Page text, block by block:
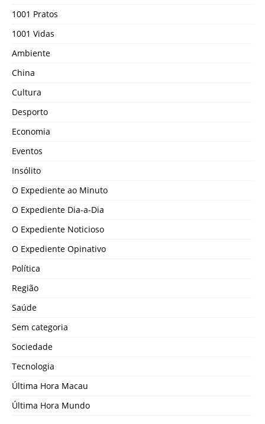
1001 Pratos
1001 Vidas
Ambiente
China
Cultura
Desporto
Economia
Eventos
Insólito
O Expediente ao Minuto
O Expediente Dia-a-Dia
O Expediente Noticioso
O Expediente Opinativo
Política
Região
Saúde
Sem categoria
Sociedade
Tecnologia
Última Hora Macau
Última Hora Mundo